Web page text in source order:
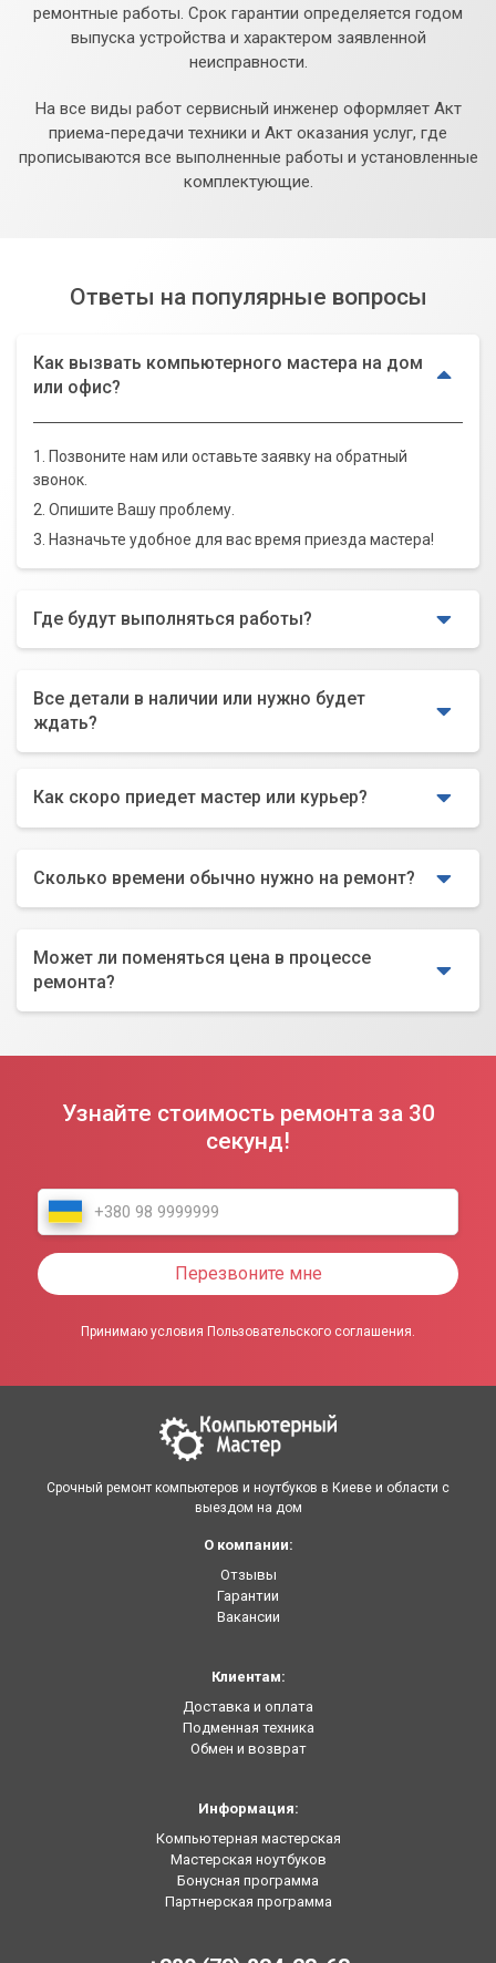
ремонтные работы. Срок гарантии определяется годом
выпуска устройства и характером заявленной
неисправности.
На все виды работ сервисный инженер оформляет Акт
приема-передачи техники и Акт оказания услуг, где
прописываются все выполненные работы и установленные
комплектующие.
Ответы на популярные вопросы
Как вызвать компьютерного мастера на дом
или офис?
1. Позвоните нам или оставьте заявку на обратный
звонок.
2. Опишите Вашу проблему.
3. Назначьте удобное для вас время приезда мастера!
Где будут выполняться работы?
Все детали в наличии или нужно будет
ждать?
Как скоро приедет мастер или курьер?
Сколько времени обычно нужно на ремонт?
Может ли поменяться цена в процессе
ремонта?
Узнайте стоимость ремонта за 30
секунд!
Перезвоните мне
Принимаю условия Пользовательского соглашения.
Срочный ремонт компьютеров и ноутбуков в Киеве и области с
выездом на дом
О компании:
Отзывы
Гарантии
Вакансии
Клиентам:
Доставка и оплата
Подменная техника
Обмен и возврат
Информация:
Компьютерная мастерская
Мастерская ноутбуков
Бонусная программа
Партнерская программа